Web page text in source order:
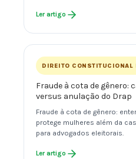
Ler artigo
DIREITO CONSTITUCIONAL
Fraude à cota de gênero:
versus anulação do Drap
Fraude à cota de gênero:
protege mulheres além da
para advogados eleitorais.
Ler artigo